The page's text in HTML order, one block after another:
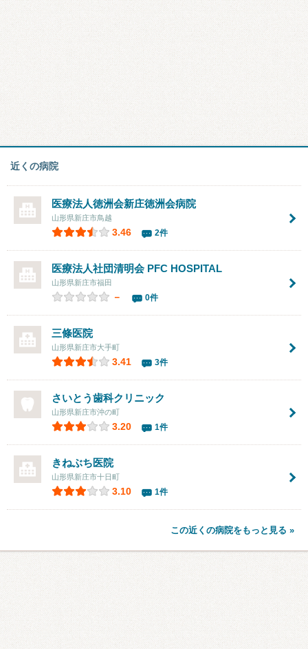
近くの病院
医療法人徳洲会新庄徳洲会病院
山形県新庄市鳥越
3.46 2件
医療法人社団清明会 PFC HOSPITAL
山形県新庄市福田
－ 0件
三條医院
山形県新庄市大手町
3.41 3件
さいとう歯科クリニック
山形県新庄市沖の町
3.20 1件
きねぶち医院
山形県新庄市十日町
3.10 1件
この近くの病院をもっと見る »